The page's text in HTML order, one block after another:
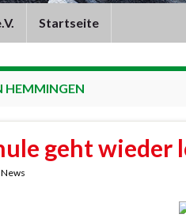
Startseite
HEMMINGEN
geht wieder
News